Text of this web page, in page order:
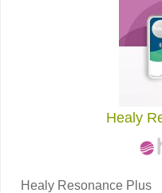
Healy
Healy Resonance Plus